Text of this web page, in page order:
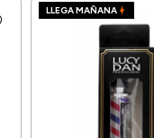
LLEGA MAÑANA